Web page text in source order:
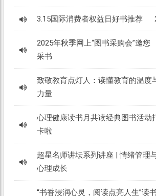
3.15国际消费者权益日好书推荐
2025年秋季网上“图书采购会”邀您
采书
致敬教育点灯人：读懂教育的温度
力量
心理健康读书月共读经典图书活动
卡啦
超星名师讲坛系列讲座 | 情绪管理
心理成长
“书香浸润心灵，阅读点亮人生”读书